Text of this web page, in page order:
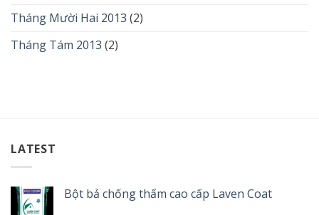
Tháng Mười Hai 2013 (2)
Tháng Tám 2013 (2)
LATEST
Bột bả chống thấm cao cấp Laven Coat